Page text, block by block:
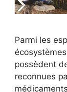
Parmi les
possèdent
reconnues